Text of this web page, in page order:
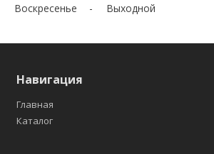
Воскресенье
Выходной
Навигация
Главная
Каталог